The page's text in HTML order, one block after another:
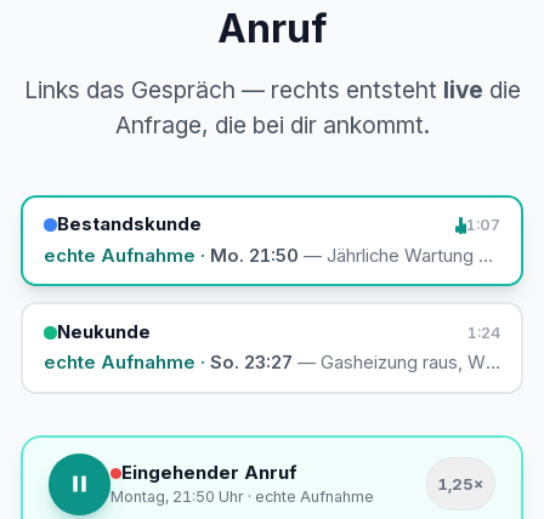
Anruf
Links das Gespräch — rechts entsteht live die
Anfrage, die bei dir ankommt.
Bestandskunde 1:07
echte Aufnahme · Mo. 21:50 — Jährliche Wartung
Neukunde 1:24
echte Aufnahme · So. 23:27 — Gasheizung raus,
Eingehender Anruf
Montag, 21:50 Uhr · echte Aufnahme
1,25×